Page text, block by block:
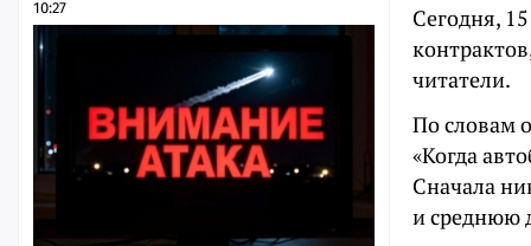
10:27
Сегодня,
читатели.
По словам
«Когда
Сначала
и среднюю